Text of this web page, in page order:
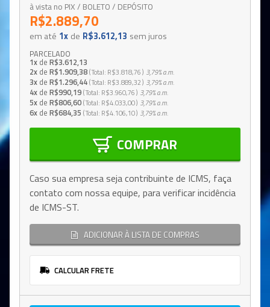
à vista no PIX / BOLETO / DEPÓSITO
R$2.889,70
em até 1x de R$3.612,13 sem juros
PARCELADO
1x de R$3.612,13
2x de R$1.909,38 Total R$3.818,76 3,79%a.m.
3x de R$1.296,44 Total R$3.889,32 3,79%a.m.
4x de R$990,19 Total R$3.960,76 3,79%a.m.
5x de R$806,60 Total R$4.033,00 3,79%a.m.
6x de R$684,35 Total R$4.106,10 3,79%a.m.
COMPRAR
Caso sua empresa seja contribuinte de ICMS, faça
contato com nossa equipe, para verificar incidência
de ICMS-ST.
ADICIONAR À LISTA DE COMPRAS
CALCULAR FRETE